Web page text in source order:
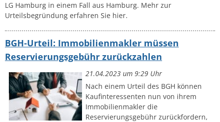
LG Hamburg in einem Fall aus Hamburg. Mehr zur
Urteilsbegründung erfahren Sie hier.
BGH-Urteil: Immobilienmakler müssen
Reservierungsgebühr zurückzahlen
21.04.2023 um 9:29 Uhr
Nach einem Urteil des BGH können
Kaufinteressenten nun von ihrem
Immobilienmakler die
Reservierungsgebühr zurückfordern,